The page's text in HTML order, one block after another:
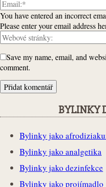
You have entered an incorrect
Please enter your email address
Save my name, email, and
comment.
BYLINKY
Bylinky jako
Bylinky jako analgetika
Bylinky jako dezinfekce
Bylinky jako projímadlo